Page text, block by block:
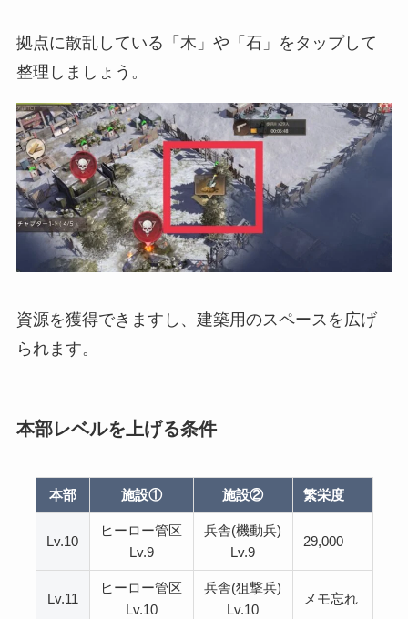
拠点に散乱している「木」や「石」をタップして
整理しましょう。
資源を獲得できますし、建築用のスペースを広げ
られます。
本部レベルを上げる条件
本部 施設① 施設② 繁栄度
Lv.10
ヒーロー管区
Lv.9
兵舎(機動兵)
Lv.9
29,000
Lv.11
ヒーロー管区
Lv.10
兵舎(狙撃兵)
Lv.10
メモ忘れ